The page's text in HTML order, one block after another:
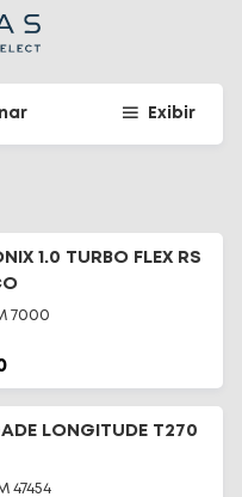
Exibir
1.0 TURBO FLEX RS
7000
LONGITUDE T270
47454
em Santa Catarina -